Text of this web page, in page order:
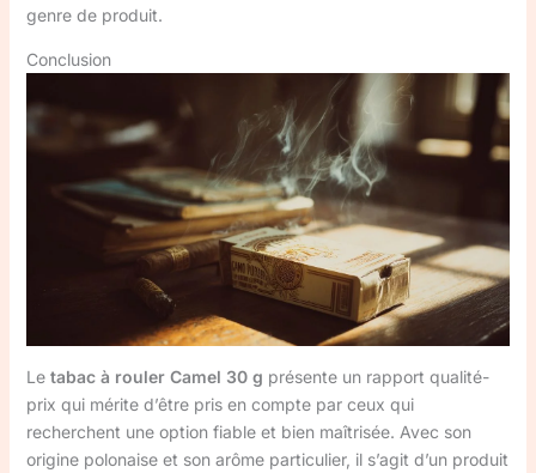
genre de produit.
Conclusion
Le tabac à rouler Camel 30 g présente un rapport qualité-
prix qui mérite d’être pris en compte par ceux qui
recherchent une option fiable et bien maîtrisée. Avec son
origine polonaise et son arôme particulier, il s’agit d’un produit